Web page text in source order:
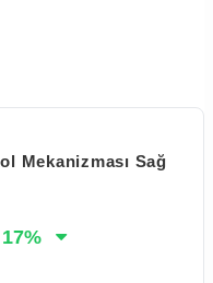
Mekanizması Sağ
17%